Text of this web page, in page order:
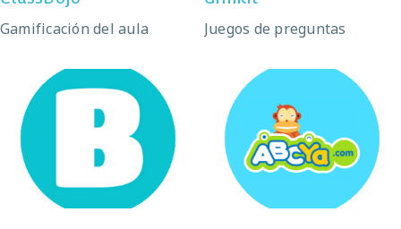
Gamificación del aula Juegos de preguntas
abcya